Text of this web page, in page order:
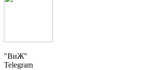
"ВиЖ"
Telegram